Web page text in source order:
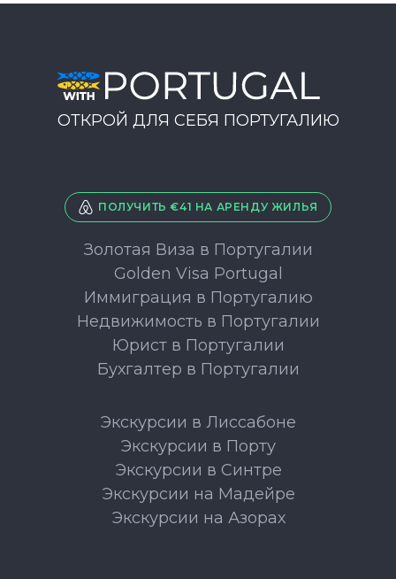
ОТКРОЙ ДЛЯ СЕБЯ ПОРТУГАЛИЮ
ПОЛУЧИТЬ €41 НА АРЕНДУ ЖИЛЬЯ
Золотая Виза в Португалии
Golden Visa Portugal
Иммиграция в Португалию
Недвижимость в Португалии
Юрист в Португалии
Бухгалтер в Португалии
Экскурсии в Лиссабоне
Экскурсии в Порту
Экскурсии в Синтре
Экскурсии на Мадейре
Экскурсии на Азорах